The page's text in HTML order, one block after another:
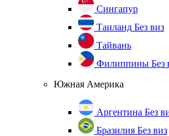
Сингапур
Таиланд Без виз
Тайвань
Филиппины Без
Южная Америка
Аргентина Без
Бразилия Без виз